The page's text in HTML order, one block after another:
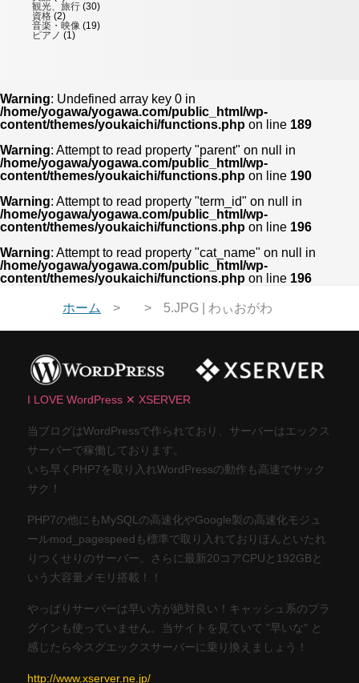
観光、旅行 (30)
資格 (2)
音楽・映像 (19)
ピアノ (1)
Warning: Undefined array key 0 in
/home/yogawa/yogawa.com/public_html/wp-
content/themes/youkaichi/functions.php on line 189
Warning: Attempt to read property "parent" on null in
/home/yogawa/yogawa.com/public_html/wp-
content/themes/youkaichi/functions.php on line 190
Warning: Attempt to read property "term_id" on null in
/home/yogawa/yogawa.com/public_html/wp-
content/themes/youkaichi/functions.php on line 196
Warning: Attempt to read property "cat_name" on null in
/home/yogawa/yogawa.com/public_html/wp-
content/themes/youkaichi/functions.php on line 196
ホーム 5.JPG | わぃおがわ
I LOVE WordPress ✕ XSERVER
当ブログはWordPressで作られており、サーバーはエックス
サーバーで稼働しております。
いち早くPHP7を取り入れWordPressの動作も高速でサック
サク！
PHP7の他にもMySQLの高速化やGoogle製の高速化モジュ
ールmod_pagespeedも標準で取り入れておりほんといたれ
りつくせりのサーバー。さらに最新20コアCPUと192GBと
いう大容量メモリ搭載！！
やっぱりサーバーは早い方が絶対良い！キャッシュ系のプラ
グインも使っていません。当サイトを見ていて "早いな" と
感じたら今スグエックスサーバーに乗り換えましょう！
http://www.xserver.ne.jp/